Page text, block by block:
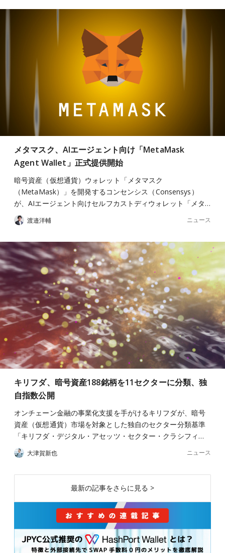
メタマスク、AIエージェント向け「MetaMask
Agent Wallet」正式提供開始
暗号資産（仮想通貨）ウォレット「メタマスク
（MetaMask）」を開発するコンセンシス（Consensys）
が、AIエージェント向けセルフカストディウォレット「メタ…
渡邉洋輔 ニュース
キリフダ、暗号資産188銘柄を11セクターに分類、独
自指数公開
オンチェーン金融の事業化支援を手がけるキリフダが、暗号
資産（仮想通貨）市場を対象とした独自のセクター分類基準
「キリフダ・デジタル・アセッツ・セクター・クラシフィ…
大津賀新也 ニュース
最新の記事をさらに見る >